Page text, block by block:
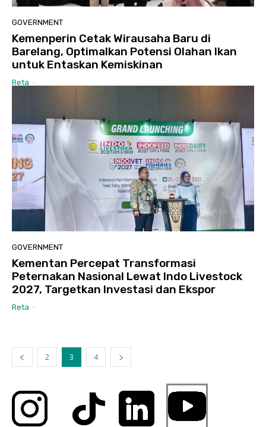
GOVERNMENT
Kemenperin Cetak Wirausaha Baru di
Barelang, Optimalkan Potensi Olahan Ikan
untuk Entaskan Kemiskinan
Reta -
GOVERNMENT
Kementan Percepat Transformasi
Peternakan Nasional Lewat Indo Livestock
2027, Targetkan Investasi dan Ekspor
Reta -
2 3 4